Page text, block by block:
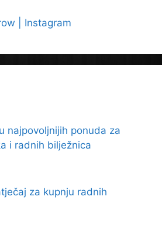
| Instagram
najpovoljnijih ponuda za
i radnih bilježnica
za kupnju radnih